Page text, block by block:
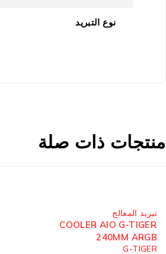
نوع التبريد
منتجات ذات صلة
تبريد المعالج
COOLER AIO G-TIGER
240MM ARGB
G-TIGER